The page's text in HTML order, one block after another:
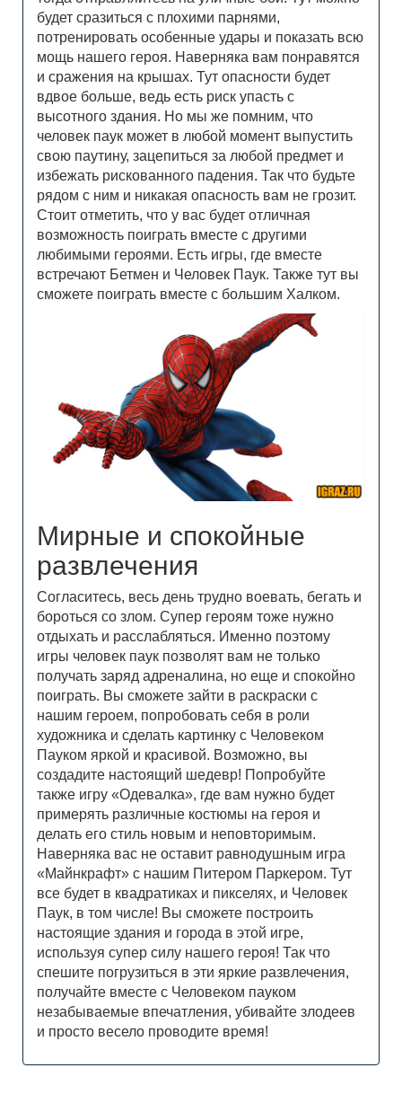
будет сразиться с плохими парнями,
потренировать особенные удары и показать всю
мощь нашего героя. Наверняка вам понравятся
и сражения на крышах. Тут опасности будет
вдвое больше, ведь есть риск упасть с
высотного здания. Но мы же помним, что
человек паук может в любой момент выпустить
свою паутину, зацепиться за любой предмет и
избежать рискованного падения. Так что будьте
рядом с ним и никакая опасность вам не грозит.
Стоит отметить, что у вас будет отличная
возможность поиграть вместе с другими
любимыми героями. Есть игры, где вместе
встречают Бетмен и Человек Паук. Также тут вы
сможете поиграть вместе с большим Халком.
Мирные и спокойные
развлечения
Согласитесь, весь день трудно воевать, бегать и
бороться со злом. Супер героям тоже нужно
отдыхать и расслабляться. Именно поэтому
игры человек паук позволят вам не только
получать заряд адреналина, но еще и спокойно
поиграть. Вы сможете зайти в раскраски с
нашим героем, попробовать себя в роли
художника и сделать картинку с Человеком
Пауком яркой и красивой. Возможно, вы
создадите настоящий шедевр! Попробуйте
также игру «Одевалка», где вам нужно будет
примерять различные костюмы на героя и
делать его стиль новым и неповторимым.
Наверняка вас не оставит равнодушным игра
«Майнкрафт» с нашим Питером Паркером. Тут
все будет в квадратиках и пикселях, и Человек
Паук, в том числе! Вы сможете построить
настоящие здания и города в этой игре,
используя супер силу нашего героя! Так что
спешите погрузиться в эти яркие развлечения,
получайте вместе с Человеком пауком
незабываемые впечатления, убивайте злодеев
и просто весело проводите время!